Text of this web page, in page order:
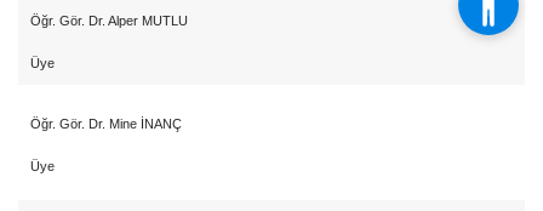
Öğr. Gör. Dr. Alper MUTLU
Üye
Öğr. Gör. Dr. Mine İNANÇ
Üye